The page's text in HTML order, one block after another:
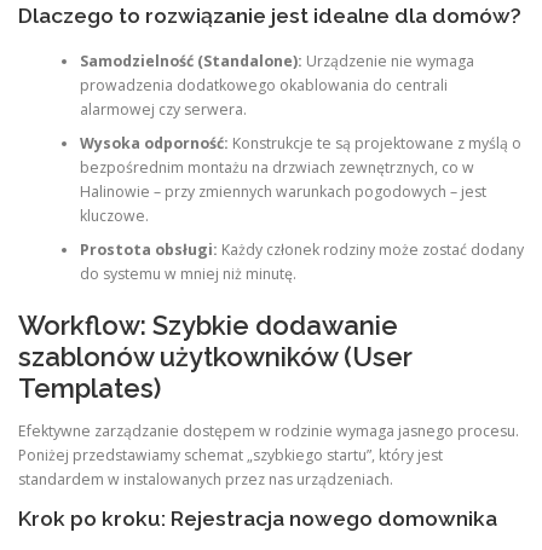
Dlaczego to rozwiązanie jest idealne dla domów?
Samodzielność (Standalone): Urządzenie nie wymaga
prowadzenia dodatkowego okablowania do centrali
alarmowej czy serwera.
Wysoka odporność: Konstrukcje te są projektowane z myślą o
bezpośrednim montażu na drzwiach zewnętrznych, co w
Halinowie – przy zmiennych warunkach pogodowych – jest
kluczowe.
Prostota obsługi: Każdy członek rodziny może zostać dodany
do systemu w mniej niż minutę.
Workflow: Szybkie dodawanie
szablonów użytkowników (User
Templates)
Efektywne zarządzanie dostępem w rodzinie wymaga jasnego procesu.
Poniżej przedstawiamy schemat „szybkiego startu”, który jest
standardem w instalowanych przez nas urządzeniach.
Krok po kroku: Rejestracja nowego domownika